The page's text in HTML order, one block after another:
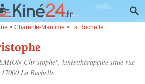
> Charente-Maritime > La Rochelle
Christophe", kinésithérapeute situé rue
La Rochelle.